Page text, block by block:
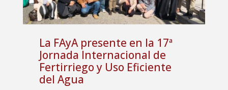
La FAyA presente en la 17ª
Jornada Internacional de
Fertirriego y Uso Eficiente
del Agua